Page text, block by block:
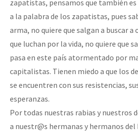
zapatistas, pensamos que también es
a la palabra de los zapatistas, pues
arma, no quiere que salgan a buscar
que luchan por la vida, no quiere que
pasa en este país atormentado por
capitalistas. Tienen miedo a que los
se encuentren con sus resistencias,
esperanzas.
Por todas nuestras rabias y nuestros
a nuestr@s hermanas y hermanos del